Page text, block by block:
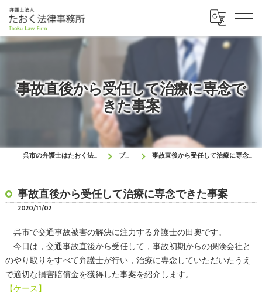
事故直後から受任して治療に専念で
きた事案
呉市の弁護士はたおく法律事務所 ブログ 事故直後から受任して治療に専念できた事案
事故直後から受任して治療に専念できた事案
2020/11/02
呉市で交通事故被害の解決に注力する弁護士の田奧です。
今日は，交通事故直後から受任して，事故初期からの保険会社と
のやり取りをすべて弁護士が行い，治療に専念していただいたうえ
で適切な損害賠償金を獲得した事案を紹介します。
【ケース】